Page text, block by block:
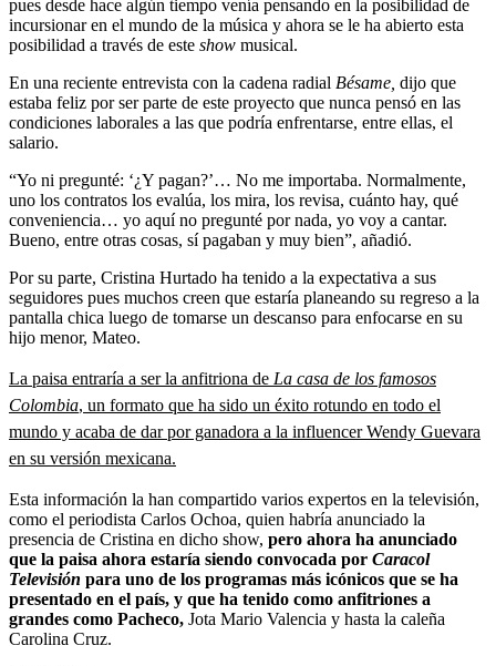
pues desde hace algún tiempo venía pensando en la posibilidad de
incursionar en el mundo de la música y ahora se le ha abierto esta
posibilidad a través de este show musical.
En una reciente entrevista con la cadena radial Bésame, dijo que
estaba feliz por ser parte de este proyecto que nunca pensó en las
condiciones laborales a las que podría enfrentarse, entre ellas, el
salario.
“Yo ni pregunté: ‘¿Y pagan?’… No me importaba. Normalmente,
uno los contratos los evalúa, los mira, los revisa, cuánto hay, qué
conveniencia… yo aquí no pregunté por nada, yo voy a cantar.
Bueno, entre otras cosas, sí pagaban y muy bien”, añadió.
Por su parte, Cristina Hurtado ha tenido a la expectativa a sus
seguidores pues muchos creen que estaría planeando su regreso a la
pantalla chica luego de tomarse un descanso para enfocarse en su
hijo menor, Mateo.
La paisa entraría a ser la anfitriona de La casa de los famosos
Colombia, un formato que ha sido un éxito rotundo en todo el
mundo y acaba de dar por ganadora a la influencer Wendy Guevara
en su versión mexicana.
Esta información la han compartido varios expertos en la televisión,
como el periodista Carlos Ochoa, quien habría anunciado la
presencia de Cristina en dicho show, pero ahora ha anunciado
que la paisa ahora estaría siendo convocada por Caracol
Televisión para uno de los programas más icónicos que se ha
presentado en el país, y que ha tenido como anfitriones a
grandes como Pacheco, Jota Mario Valencia y hasta la caleña
Carolina Cruz.